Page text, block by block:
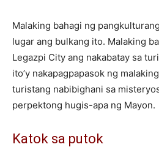
Malaking bahagi ng
lugar ang bulkang ito. Malaking
Legazpi City ang nakabatay sa
ito’y nakapagpapasok ng malaking
turistang nabibighani sa
perpektong hugis-apa ng Mayon.
Katok sa putok